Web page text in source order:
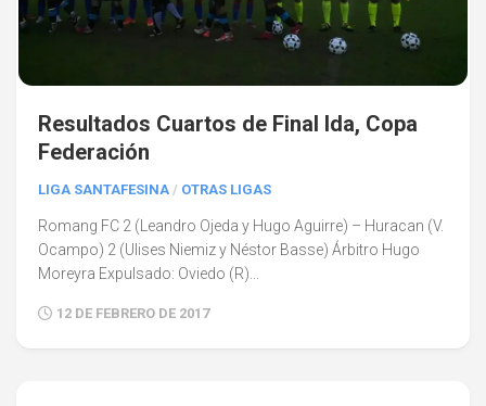
Resultados Cuartos de Final Ida, Copa
Federación
LIGA SANTAFESINA / OTRAS LIGAS
Romang FC 2 (Leandro Ojeda y Hugo Aguirre) – Huracan (V.
Ocampo) 2 (Ulises Niemiz y Néstor Basse) Árbitro Hugo
Moreyra Expulsado: Oviedo (R)...
12 DE FEBRERO DE 2017